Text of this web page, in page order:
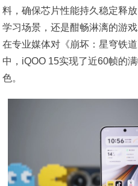
料，确保芯片性能持久稳定释
学习场景，还是酣畅淋漓的游
在专业媒体对《崩坏：星穹铁
中，iQOO 15实现了近60帧的
色。